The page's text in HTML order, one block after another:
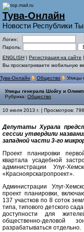
Тува-Онлайн
Новости Республики
Логин:
Пароль:
ENGLISH | Регистрация на сайте |
Вы просматриваете мобильную
Тува-Онлайн Общество Улицы
Улицы генерала Шойгу и
Рубрика: Общество
10 июля 2013 г. | Просмотров:
Депутаты Хурала
сессии утвердили
западной части 3-го
Проект планировки
квартала усадебной
администрации Улуг-
«Красноярскагропроект».
Администрации Улуг-
проект планировки,
137 участков по 8 соток
типа, типового детского
доступности для
общественно-деловой
разрабатываться отдельно.